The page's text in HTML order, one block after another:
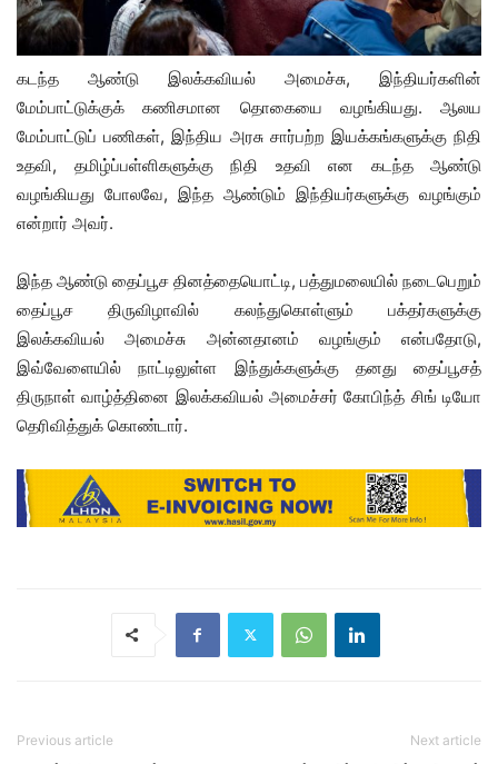
கடந்த ஆண்டு இலக்கவியல் அமைச்சு, இந்தியர்களின்
மேம்பாட்டுக்குக் கணிசமான தொகையை வழங்கியது. ஆலய
மேம்பாட்டுப் பணிகள், இந்திய அரசு சார்பற்ற இயக்கங்களுக்கு நிதி
உதவி, தமிழ்ப்பள்ளிகளுக்கு நிதி உதவி என கடந்த ஆண்டு
வழங்கியது போலவே, இந்த ஆண்டும் இந்தியர்களுக்கு வழங்கும்
என்றார் அவர்.
இந்த ஆண்டு தைப்பூச தினத்தையொட்டி, பத்துமலையில் நடைபெறும்
தைப்பூச திருவிழாவில் கலந்துகொள்ளும் பக்தர்களுக்கு
இலக்கவியல் அமைச்சு அன்னதானம் வழங்கும் என்பதோடு,
இவ்வேளையில் நாட்டிலுள்ள இந்துக்களுக்கு தனது தைப்பூசத்
திருநாள் வாழ்த்தினை இலக்கவியல் அமைச்சர் கோபிந்த் சிங் டியோ
தெரிவித்துக் கொண்டார்.
Previous article Next article